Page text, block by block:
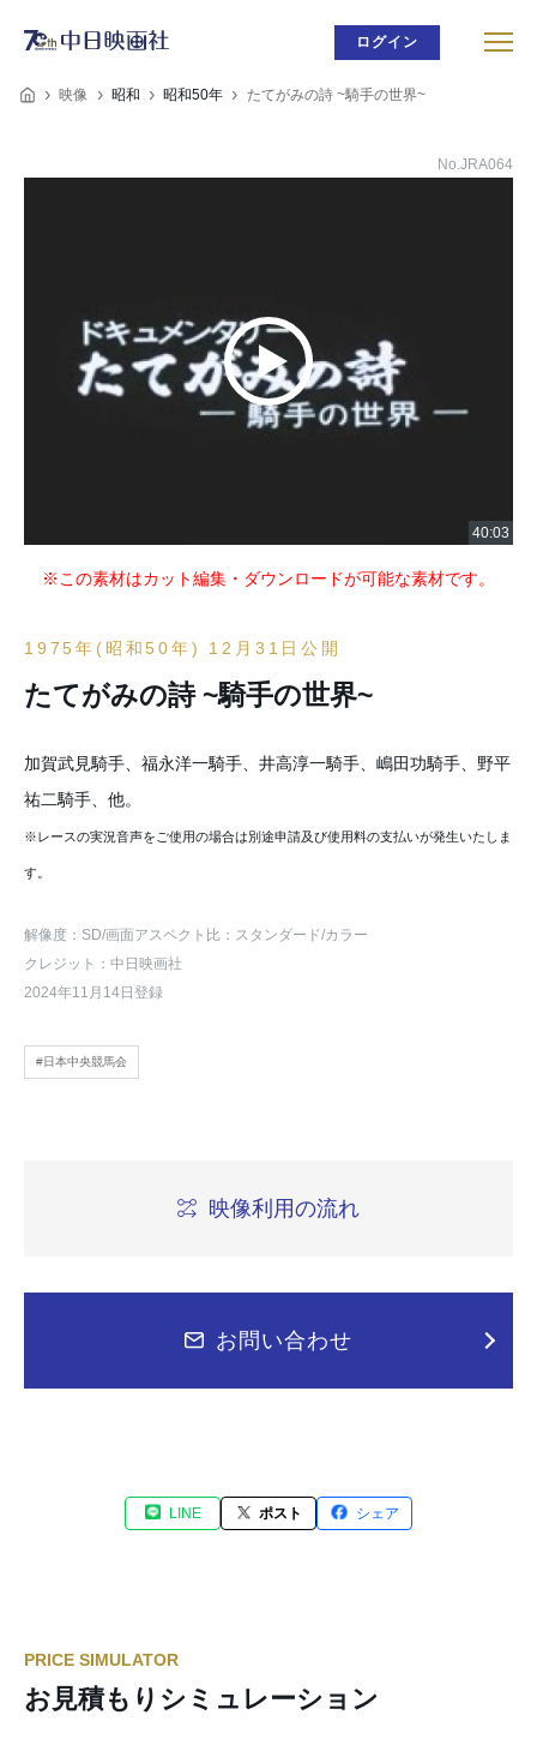
ログイン
映像 昭和 昭和50年 たてがみの詩 ~騎手の世界~
No.JRA064
※この素材はカット編集・ダウンロードが可能な素材です。
1975年(昭和50年) 12月31日公開
たてがみの詩 ~騎手の世界~
加賀武見騎手、福永洋一騎手、井高淳一騎手、嶋田功騎手、野平
祐二騎手、他。
※レースの実況音声をご使用の場合は別途申請及び使用料の支払いが発生いたしま
す。
解像度：SD/画面アスペクト比：スタンダード/カラー
クレジット：中日映画社
2024年11月14日登録
#日本中央競馬会
映像利用の流れ
お問い合わせ
LINE ポスト シェア
PRICE SIMULATOR
お見積もりシミュレーション